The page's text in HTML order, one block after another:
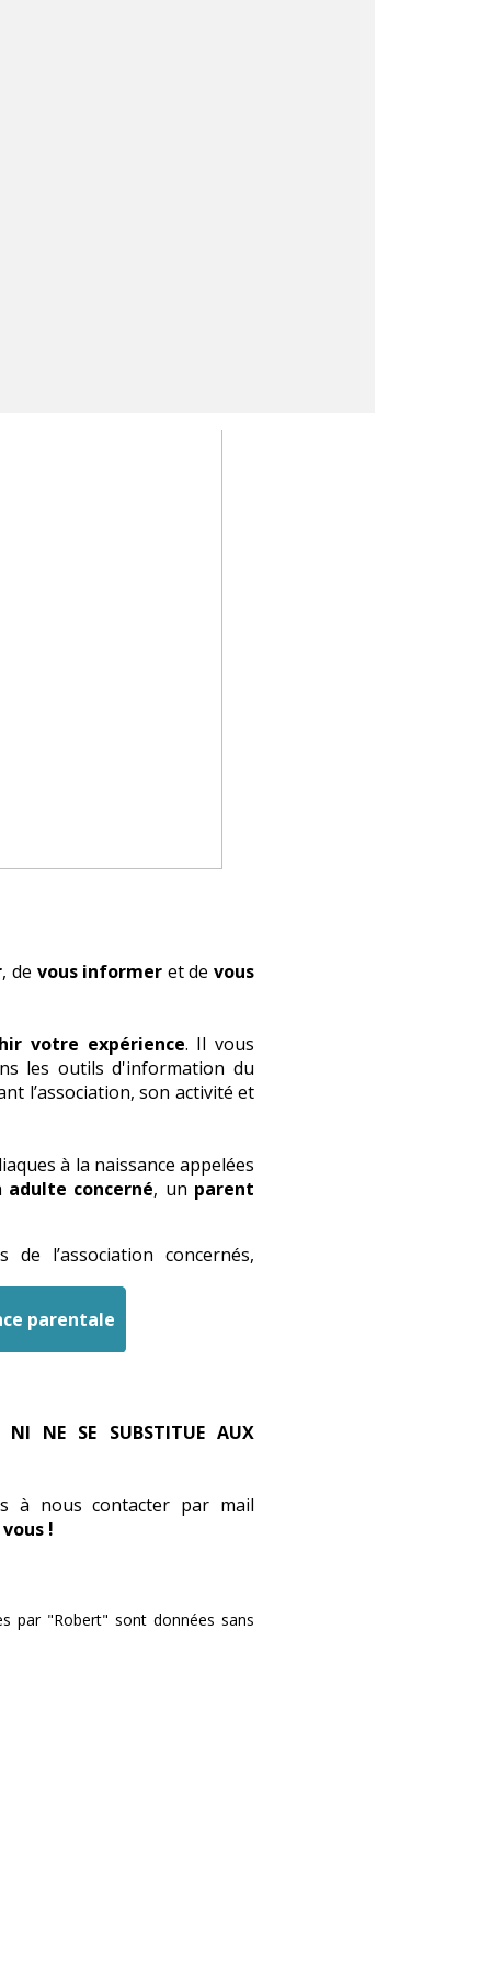
, de vous informer et devous
votre expérience. Il vous
les outils d'information du
l’association, son activité et
à la naissance appelées
adulte concerné, un parent
l’association concernés,
parentale
NI NE SE SUBSTITUE AUX
à nous contacter par mail
!
par "Robert" sont données sans